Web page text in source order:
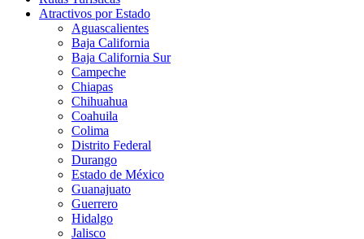
Atractivos por Estado
Aguascalientes
Baja California
Baja California Sur
Campeche
Chiapas
Chihuahua
Coahuila
Colima
Distrito Federal
Durango
Estado de México
Guanajuato
Guerrero
Hidalgo
Jalisco